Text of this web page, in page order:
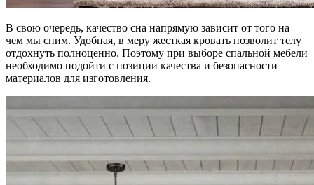
В свою очередь, качество сна напрямую зависит от того на
чем мы спим. Удобная, в меру жесткая кровать позволит телу
отдохнуть полноценно. Поэтому при выборе спальной мебели
необходимо подойти с позиции качества и безопасности
материалов для изготовления.